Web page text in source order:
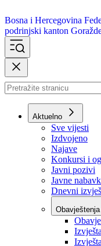
Bosna i Hercegovina
podrinjski kanton Goražde
Aktuelno
Sve vijesti
Izdvojeno
Najave
Konkursi i
Javni pozivi
Javne
Dnevni